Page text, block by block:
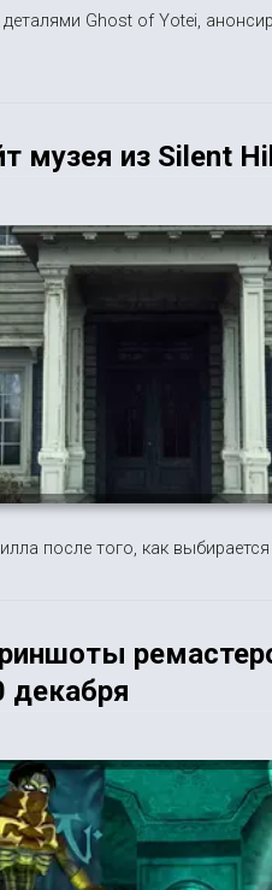
Ghost of Yotei,
музея из Silent
после того, как выбирается
декабря